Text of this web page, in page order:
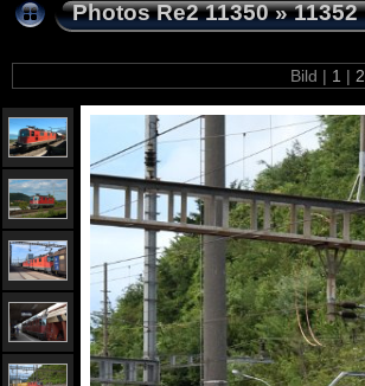
Photos Re2 11350»11352
Bild | 1 | 2